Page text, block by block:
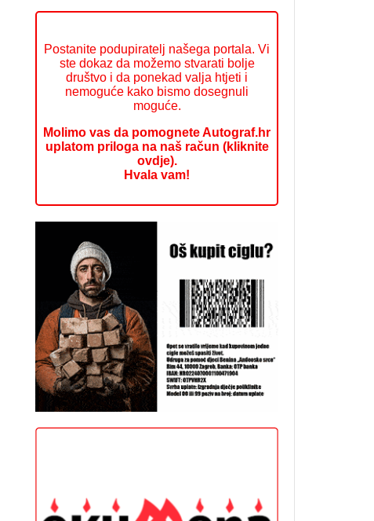
Postanite podupiratelj našega portala. Vi
ste dokaz da možemo stvarati bolje
društvo i da ponekad valja htjeti i
nemoguće kako bismo dosegnuli
moguće.
Molimo vas da pomognete Autograf.hr
uplatom priloga na naš račun (kliknite
ovdje).
Hvala vam!